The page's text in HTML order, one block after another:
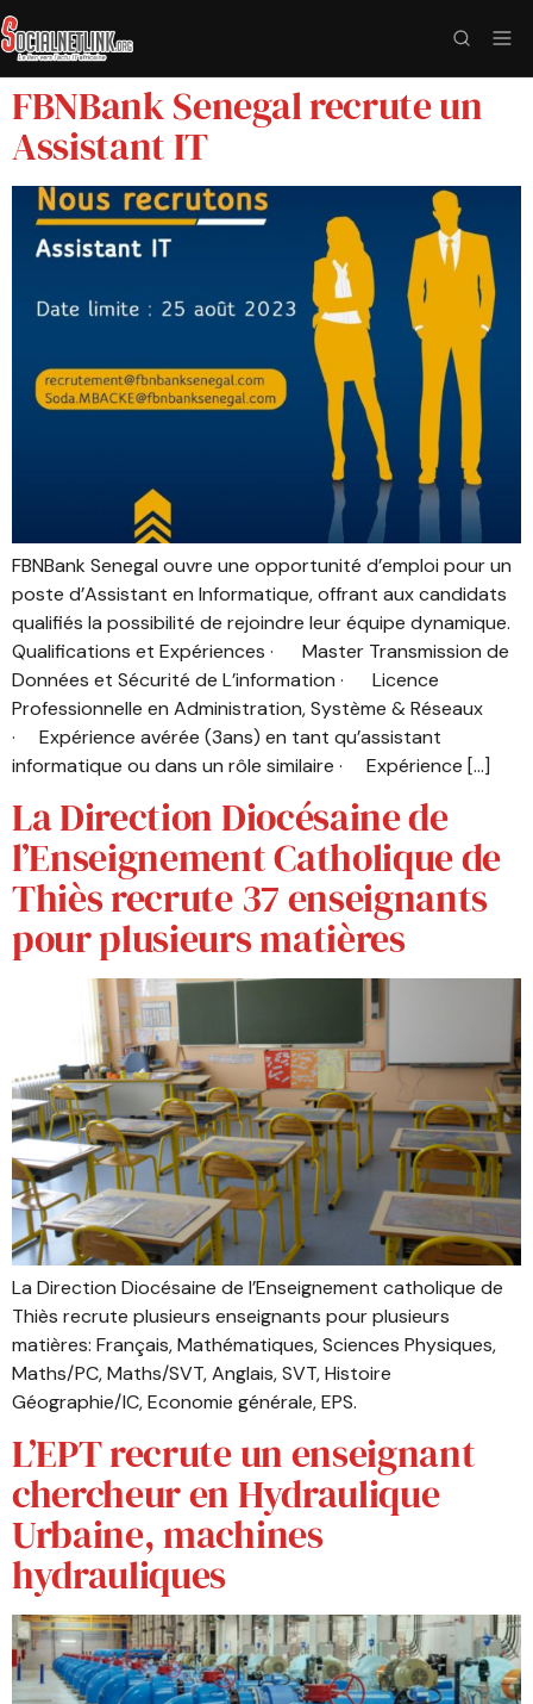
FBNBank Senegal recrute un
Assistant IT
FBNBank Senegal ouvre une opportunité d’emploi pour un
poste d’Assistant en Informatique, offrant aux candidats
qualifiés la possibilité de rejoindre leur équipe dynamique.
Qualifications et Expériences · Master Transmission de
Données et Sécurité de L’information · Licence
Professionnelle en Administration, Système & Réseaux
· Expérience avérée (3ans) en tant qu’assistant
informatique ou dans un rôle similaire · Expérience […]
La Direction Diocésaine de
l’Enseignement Catholique de
Thiès recrute 37 enseignants
pour plusieurs matières
La Direction Diocésaine de l’Enseignement catholique de
Thiès recrute plusieurs enseignants pour plusieurs
matières: Français, Mathématiques, Sciences Physiques,
Maths/PC, Maths/SVT, Anglais, SVT, Histoire
Géographie/IC, Economie générale, EPS.
L’EPT recrute un enseignant
chercheur en Hydraulique
Urbaine, machines
hydrauliques